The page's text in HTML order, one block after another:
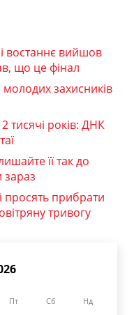
востаннє вийшов
що це фінал
молодих захисників
тисячі років: ДНК
її так до
просять прибрати
тривогу
Пт Сб Нд